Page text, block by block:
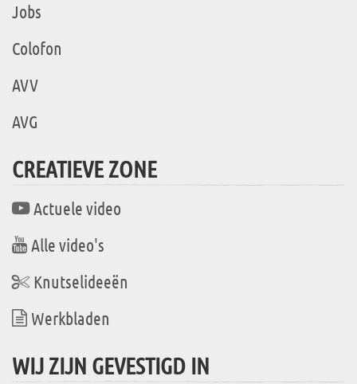
Jobs
Colofon
AVV
AVG
CREATIEVE ZONE
Actuele video
Alle video's
Knutselideeën
Werkbladen
WIJ ZIJN GEVESTIGD IN